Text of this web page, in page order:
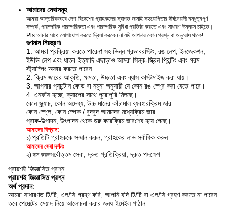
আমাদের সেবাসমূহ
আমরা আন্তরিকভাবে দেশ-বিদেশের গ্রাহকদের স্বাগত জানাই সহযোগিতার দীর্ঘমেয়াদী বন্ধুত্বপূর্ণ
সম্পর্ক, পারস্পরিক পারস্পরিকতা এবং পারস্পরিক সুবিধা প্রতিষ্ঠা করতে এবং সাধারণ উন্নয়ন চাইতে।
Pls আমার সাথে যোগাযোগ করতে দ্বিধা করবেন না যদি আপনার কোন প্রশ্ন বা অনুরোধ থাকে!
গুণমান নিয়ন্ত্রণঃ
1. আমরা প্রক্রিয়া করতে পারেনf সহ ভিন্ন প্রভাবরস্টিং, রঙ লেপ, ইনজেকশন,
ইউভি লেপ এবং ধাতব ইত্যাদি এছাড়াও আমরা সিল্ক-স্ক্রিন প্রিন্টিং এবং গরম
স্ট্যাম্পিং অফার করতে পারেন.
2. ক্রিম জারের আকৃতি, ক্ষমতা, উচ্চতা এবং ব্যাস কাস্টমাইজ করা যায়।
3. আপনার প্যান্টোন কোড বা নমুনা অনুযায়ী যে কোন রঙ স্প্রে করা যেতে পারে।
4. এনফাঁস হচ্ছে, ক্যাপের সাথে পুরোপুরি মিলছে।
কোন স্ক্র্যাচ, কোন অমেধ্য, উচ্চ মানের কাঁচামাল ব্যবহারক্রিম জার
কোন স্প্লে, কোন স্পেক / বুদবুদ আমাদের মধ্যেক্রিম জার
প্রাক-উত্পাদন, উৎপাদন থেকে শুরু করেক্রিম জারশেষ হয়ে গেছে।
আমাদের বিশ্বাস:
১) প্রতিটি গ্রাহককে সম্মান করুন, গ্রাহকের লাভ সর্বাধিক করুন
আমাদের সেবা দর্শনঃ
২) দান করুনসর্বোত্তম সেবা, দ্রুত প্রতিক্রিয়া, দ্রুত পদক্ষেপ
প্রায়শই জিজ্ঞাসিত প্রশ্ন
প্রায়শই জিজ্ঞাসিত প্রশ্ন
অর্থ প্রদান:
আমরা সাধারণত টি/টি, এল/সি গ্রহণ করি, আপনি যদি টি/টি বা এল/সি গ্রহণ করতে না পারেন
তবে পেমেন্টের মেয়াদ নিয়ে আলোচনা করার জন্য ইমেইল পাঠান